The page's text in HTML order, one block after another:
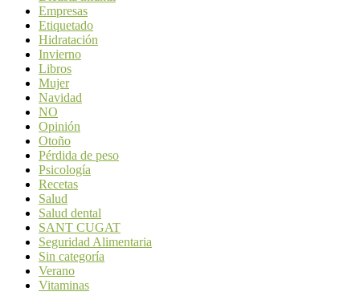
Empresas
Etiquetado
Hidratación
Invierno
Libros
Mujer
Navidad
NO
Opinión
Otoño
Pérdida de peso
Psicología
Recetas
Salud
Salud dental
SANT CUGAT
Seguridad Alimentaria
Sin categoría
Verano
Vitaminas